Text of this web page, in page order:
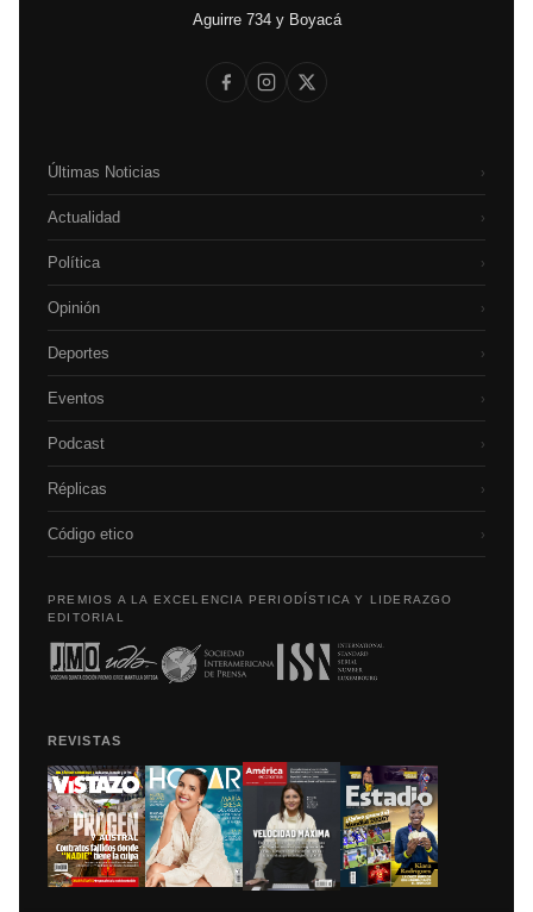
Aguirre 734 y Boyacá
Últimas Noticias ›
Actualidad ›
Política ›
Opinión ›
Deportes ›
Eventos ›
Podcast ›
Réplicas ›
Código etico ›
PREMIOS A LA EXCELENCIA PERIODÍSTICA Y LIDERAZGO
EDITORIAL
REVISTAS